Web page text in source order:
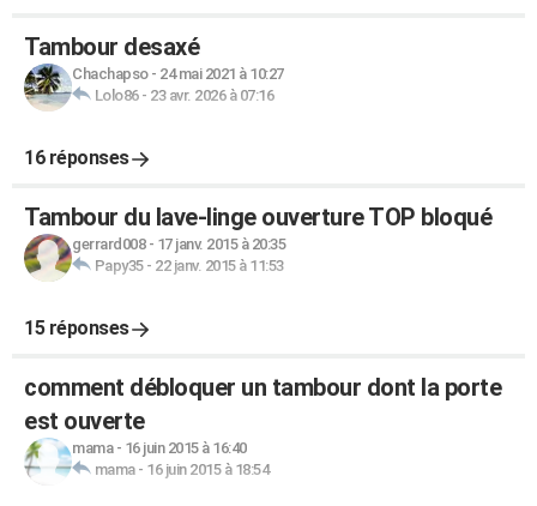
Tambour desaxé
Chachapso- 24 mai 2021 à 10:27
Lolo86- 23 avr. 2026 à 07:16
16 réponses
Tambour du lave-linge ouverture TOP bloqué
gerrard008- 17 janv. 2015 à 20:35
Papy35- 22 janv. 2015 à 11:53
15 réponses
comment débloquer un tambour dont la porte
est ouverte
mama- 16 juin 2015 à 16:40
mama- 16 juin 2015 à 18:54